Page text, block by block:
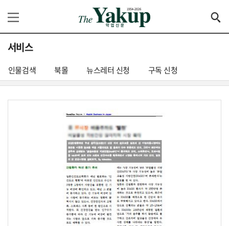
서비스
인물검색 북몰 뉴스레터 신청 구독 신청